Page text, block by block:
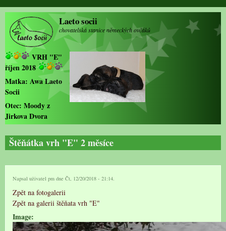
Přejít k hlavnímu obsahu
Laeto socii
chovatelská stanice německých ovčáků
VRH "E"
říjen 2018
Matka: Awa Laeto
Socii
Otec: Moody z
Jirkova Dvora
Štěňátka vrh "E" 2 měsíce
Napsal uživatel pm dne Čt, 12/20/2018 - 21:14.
Zpět na fotogalerii
Zpět na galerii štěňata vrh "E"
Image: